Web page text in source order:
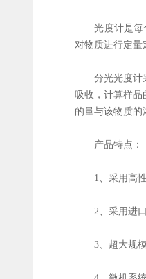
光度计是每个
对物质进行定量
分光光度计采
吸收，计算样品
的量与该物质
产品特点：
1、采用高性
2、采用进口
3、超大规模